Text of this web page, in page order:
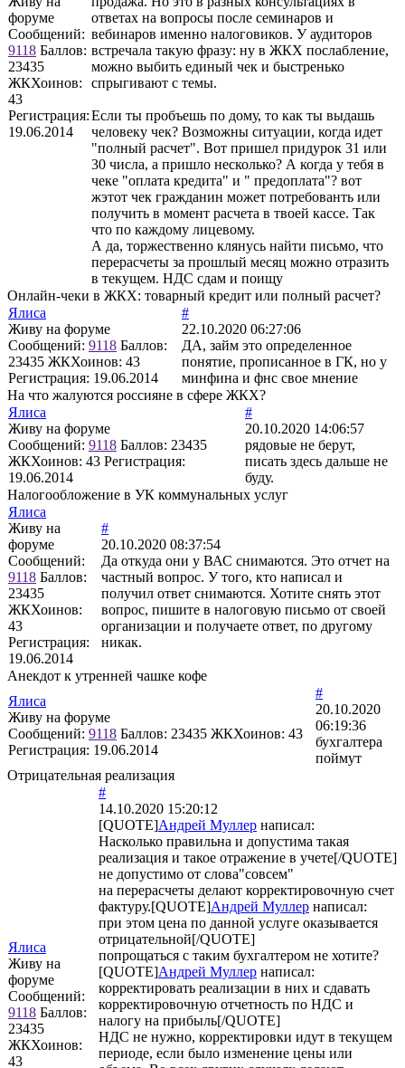
форуме
Сообщений:
9118 Баллов:
23435
ЖКХоинов:
43
Регистрация:
19.06.2014
ответах на вопросы после семинаров и
вебинаров именно налоговиков. У аудиторов
встречала такую фразу: ну в ЖКХ послабление,
можно выбить единый чек и быстренько
спрыгивают с темы.
Если ты пробъешь по дому, то как ты выдашь
человеку чек? Возможны ситуации, когда идет
"полный расчет". Вот пришел придурок 31 или
30 числа, а пришло несколько? А когда у тебя в
чеке "оплата кредита" и " предоплата"? вот
жэтот чек гражданин может потребованть или
получить в момент расчета в твоей кассе. Так
что по каждому лицевому.
А да, торжественно клянусь найти письмо, что
перерасчеты за прошлый месяц можно отразить
в текущем. НДС сдам и поищу
Онлайн-чеки в ЖКХ: товарный кредит или полный расчет?
Ялиса
Живу на форуме
Сообщений: 9118 Баллов:
23435 ЖКХоинов: 43
Регистрация: 19.06.2014
#
22.10.2020 06:27:06
ДА, займ это определенное
понятие, прописанное в ГК, но у
минфина и фнс свое мнение
На что жалуются россияне в сфере ЖКХ?
Ялиса
Живу на форуме
Сообщений: 9118 Баллов: 23435
ЖКХоинов: 43 Регистрация:
19.06.2014
#
20.10.2020 14:06:57
рядовые не берут,
писать здесь дальше не
буду.
Налогообложение в УК коммунальных услуг
Ялиса
Живу на
форуме
Сообщений:
9118 Баллов:
23435
ЖКХоинов:
43
Регистрация:
19.06.2014
#
20.10.2020 08:37:54
Да откуда они у ВАС снимаются. Это отчет на
частный вопрос. У того, кто написал и
получил ответ снимаются. Хотите снять этот
вопрос, пишите в налоговую письмо от своей
организации и получаете ответ, по другому
никак.
Анекдот к утренней чашке кофе
Ялиса
Живу на форуме
Сообщений: 9118 Баллов: 23435 ЖКХоинов: 43
Регистрация: 19.06.2014
#
20.10.2020
06:19:36
бухгалтера
поймут
Отрицательная реализация
Ялиса
Живу на
форуме
Сообщений:
9118 Баллов:
23435
ЖКХоинов:
43
#
14.10.2020 15:20:12
[QUOTE]Андрей Муллер написал:
Насколько правильна и допустима такая
реализация и такое отражение в учете[/QUOTE]
не допустимо от слова"совсем"
на перерасчеты делают корректировочную счет
фактуру.[QUOTE]Андрей Муллер написал:
при этом цена по данной услуге оказывается
отрицательной[/QUOTE]
попрощаться с таким бухгалтером не хотите?
[QUOTE]Андрей Муллер написал:
корректировать реализации в них и сдавать
корректировочную отчетность по НДС и
налогу на прибыль[/QUOTE]
НДС не нужно, корректировки идут в текущем
периоде, если было изменение цены или